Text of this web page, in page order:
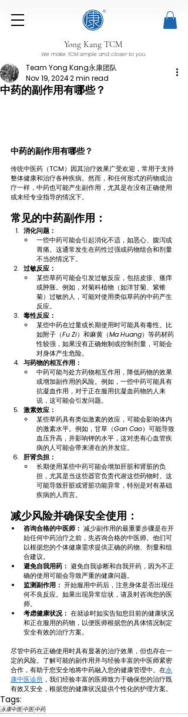
Yong Kang TCM
We make TCM simple and closer to you
中药的副作用有哪些？
Team Yong Kang永康团队
Nov 19, 20242 min read
中药的副作用有哪些？
传统中医药（TCM）因其治疗效果广受欢迎，常用于支持
整体健康和治疗各种疾病。然而，和任何形式的药物或治
疗一样，中药也可能产生副作用，尤其是在没有正确使用
或未经专业指导的情况下。
常见的中药副作用：
消化问题：
一些中药可能会引起消化不适，如恶心、腹泻或
胃痛。这通常发生在药性过强或药物组合和剂量
不当的情况下。
过敏反应：
某些草药可能会引发过敏反应，包括皮疹、瘙痒
或肿胀。例如，对菊科植物（如洋甘菊、紫锥
菊）过敏的人，可能对使用类似草药的中药产生
反应。
毒性反应：
某些中药在过量或长期使用时可能具有毒性。比
如附子（Fu Zi）和麻黄（Ma Huang）等药材药
性较强，如果没有正确炮制或控制剂量，可能会
对身体产生危险。
与药物的相互作用：
中药可能与处方药物相互作用，降低药物的效果
或增加副作用的风险。例如，一些中药可能具有
抗凝血作用，对于正在服用抗凝血药物的人来
说，这可能会引发问题。
激素效应：
某些草药具有类似激素的效应，可能会影响体内
的激素水平。例如，甘草（Gan Cao）可能导致
血压升高，并影响钾的水平，这对患有心血管疾
病的人可能会带来潜在的并发症。
肝肾负担：
长期使用某些中药可能会增加肝脏和肾脏的负
担，尤其是当这些器官负责代谢这些药物时。这
可能导致肝脏或肾脏功能异常，特别是对有基础
疾病的人而言。
减少风险并确保安全使用：
咨询合格的中医师： 减少副作用的最重要步骤是在开
始任何中药治疗之前，先咨询合格的中医师。他们可
以根据您的个体健康需求提供正确的药物、剂量和组
合建议。
避免自我用药： 避免自我诊断和自我开药，因为不正
确的使用可能会导致严重的健康问题。
监测副作用： 开始服用中药后，注意身体是否出现任
何不良反应。如果出现异常症状，请及时咨询您的医
师。
考虑健康状况： 在就诊时如实告知您目前的健康状况
和正在服用的药物，以便医师根据您的具体情况制定
安全有效的治疗方案。
尽管中药在正确使用时具有显著的治疗效果，但也存在一
定的风险。了解可能的副作用并与经验丰富的中医师紧密
合作，有助于您安全地将中药融入您的健康管理中。在永
康中医诊所 ，我们经验丰富的医师致力于确保您的治疗既
有效又安全，根据您的健康状况提供个性化的护理方案。
Tags:
永康中医 中医 中药